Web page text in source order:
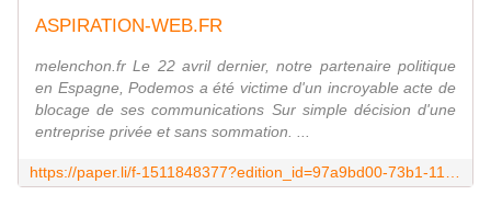
ASPIRATION-WEB.FR
melenchon.fr Le 22 avril dernier, notre partenaire politique
en Espagne, Podemos a été victime d'un incroyable acte de
blocage de ses communications Sur simple décision d'une
entreprise privée et sans sommation. ...